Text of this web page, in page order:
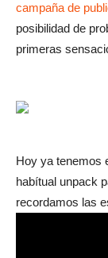
campaña de
posibilidad de
primeras
Hoy ya tenemos
habítual unpack
recordamos las